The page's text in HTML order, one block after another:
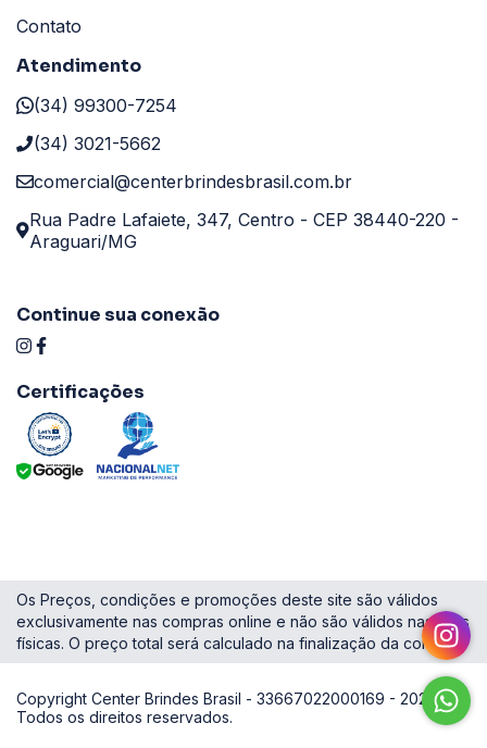
Contato
Atendimento
(34) 99300-7254
(34) 3021-5662
comercial@centerbrindesbrasil.com.br
Rua Padre Lafaiete, 347, Centro - CEP 38440-220 -
Araguari/MG
Continue sua conexão
Certificações
Os Preços, condições e promoções deste site são válidos
exclusivamente nas compras online e não são válidos nas lojas
físicas. O preço total será calculado na finalização da compra.
Copyright Center Brindes Brasil - 33667022000169 - 2026.
Todos os direitos reservados.